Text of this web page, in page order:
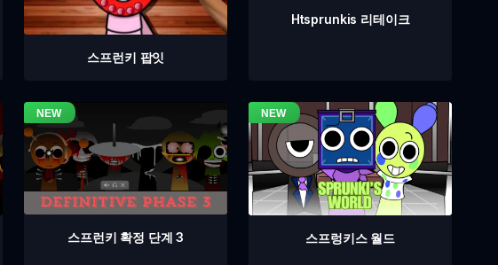
스프런키 팝잇
Htsprunkis 리테이크
스프런키 확정 단계 3 스프렁키스 월드